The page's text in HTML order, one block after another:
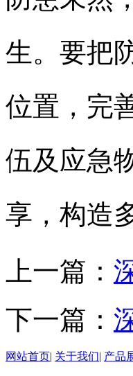
生。要把
位置，完
伍及应急
享，构造
上一篇：
下一篇：
网站首页| 关于我们| 产品